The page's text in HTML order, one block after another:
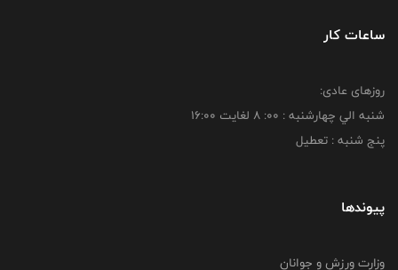
ساعات کار
روزهای عادی:
شنبه الي چهارشنبه : 00: 8 لغايت 16:00
پنج شنبه : تعطیل
پیوندها
وزارت ورزش و جوانان